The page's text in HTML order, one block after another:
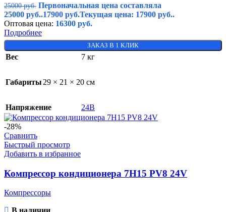
25000руб. Первоначальная цена составляла
25000 руб..17900 руб.Текущая цена: 17900 руб..
Оптовая цена: 16300 руб.
Подробнее
ЗАКАЗ В 1 КЛИК
Вес 7 кг
Габариты 29 × 21 × 20 см
Напряжение 24В
-28%
Сравнить
Быстрый просмотр
Добавить в избранное
Компрессор кондиционера 7H15 PV8 24V
Компрессоры